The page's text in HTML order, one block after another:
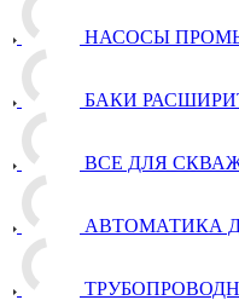
НАСОСЫ
БАКИ
ВСЕ ДЛЯ
АВТОМАТИКА